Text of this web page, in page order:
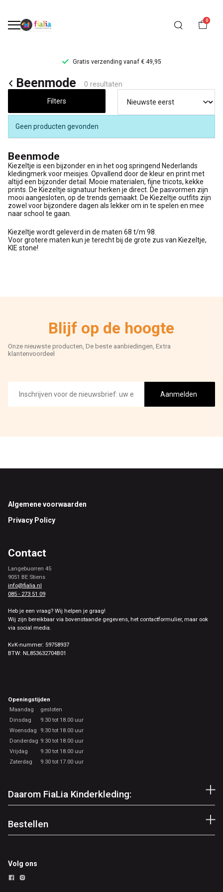
0
Gratis verzending vanaf € 49,95
Beenmode
FiaLia
Kinderkleding
Beenmode 0 resultaten
Filters
Geen producten gevonden
Beenmode
Kiezeltje is een bijzonder en in het oog springend Nederlands
kledingmerk voor meisjes. Opvallend door de kleur en print met
altijd een bijzonder detail. Mooie materialen, fijne tricots, kekke
prints. De Kiezeltje signatuur herken je direct. De pasvormen zijn
mooi aangesloten, op de trends gemaakt. De Kiezeltje outfits zijn
zowel voor bijzondere dagen als lekker om in te spelen en mee
naar school te gaan.
Kiezeltje wordt geleverd in de maten 68 t/m 98.
Voor grotere maten kun je terecht bij de grote zus van Kiezeltje,
KIE stone!
Blijf op de hoogte
Onze nieuwste producten, De beste aanbiedingen, Extra
klantenvoordeel
mailadres
Aanmelden
Footer
Algemene voorwaarden
Privacy Policy
Contact
Langebuorren 45
9051 BE Stiens
info@fialia.nl
085 - 273 51 09
Heb je een vraag? Wij helpen je graag!
Wij zijn bereikbaar via bovenstaande gegevens, het contactformulier, maar ook
via social media.
KvK-nummer: 59758937
BTW: NL853632704B01
Openingstijden
Maandag
gesloten
Dinsdag
9.30 tot 18.00 uur
Woensdag
9.30 tot 18.00 uur
Donderdag 9.30 tot 18.00 uur
Vrijdag
9.30 tot 18.00 uur
Zaterdag
9.30 tot 17.00 uur
Daarom FiaLia Kinderkleding:
Bestellen
Volg ons